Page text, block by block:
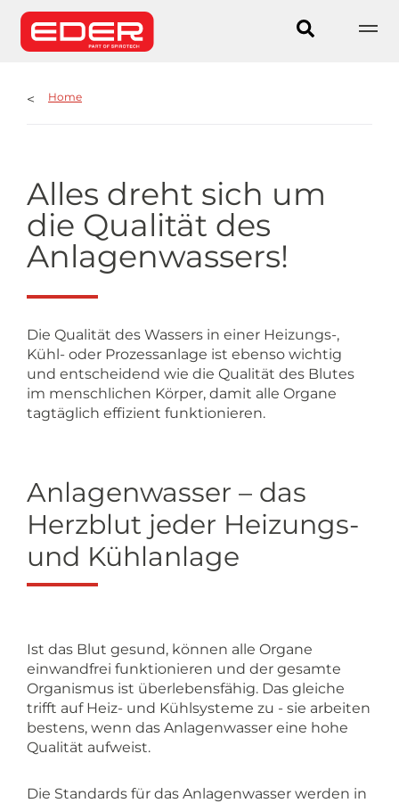
Home
Alles dreht sich um
die Qualität des
Anlagenwassers!
Die Qualität des Wassers in einer Heizungs-,
Kühl- oder Prozessanlage ist ebenso wichtig
und entscheidend wie die Qualität des Blutes
im menschlichen Körper, damit alle Organe
tagtäglich effizient funktionieren.
Anlagenwasser – das
Herzblut jeder Heizungs-
und Kühlanlage
Ist das Blut gesund, können alle Organe
einwandfrei funktionieren und der gesamte
Organismus ist überlebensfähig. Das gleiche
trifft auf Heiz- und Kühlsysteme zu - sie arbeiten
bestens, wenn das Anlagenwasser eine hohe
Qualität aufweist.
Die Standards für das Anlagenwasser werden in